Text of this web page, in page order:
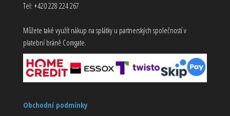
Tel: +420 228 224 267
Můžete také využít nákup na splátky u partnerských společností v
platební bráně Comgate.
Obchodní podmínky